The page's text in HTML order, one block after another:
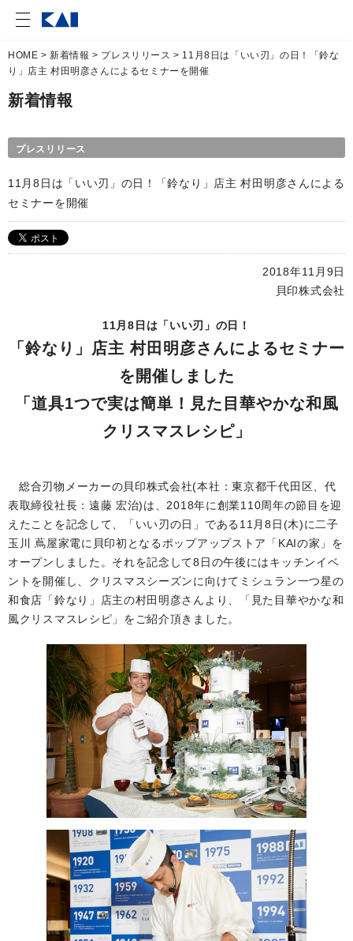
HOME >新着情報 > プレスリリース > 11月8日は「いい刃」の日！「鈴な
り」店主 村田明彦さんによるセミナーを開催
新着情報
プレスリリース
11月8日は「いい刃」の日！「鈴なり」店主 村田明彦さんによる
セミナーを開催
2018年11月9日
貝印株式会社
11月8日は「いい刃」の日！
「鈴なり」店主 村田明彦さんによるセミナー
を開催しました
「道具1つで実は簡単！見た目華やかな和風
クリスマスレシピ」
総合刃物メーカーの貝印株式会社(本社：東京都千代田区、代
表取締役社長：遠藤 宏治)は、2018年に創業110周年の節目を迎
えたことを記念して、「いい刃の日」である11月8日(木)に二子
玉川 蔦屋家電に貝印初となるポップアップストア「KAIの家」を
オープンしました。それを記念して8日の午後にはキッチンイベ
ントを開催し、クリスマスシーズンに向けてミシュラン一つ星の
和食店「鈴なり」店主の村田明彦さんより、「見た目華やかな和
風クリスマスレシピ」をご紹介頂きました。